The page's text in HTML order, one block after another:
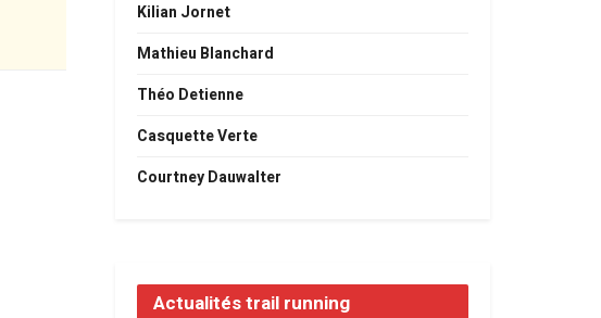
Kilian Jornet
Mathieu Blanchard
Théo Detienne
Casquette Verte
Courtney Dauwalter
Actualités trail running